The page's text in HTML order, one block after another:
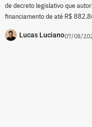
de decreto legislativo que
financiamento de até R$
Lucas Luciano07/08/